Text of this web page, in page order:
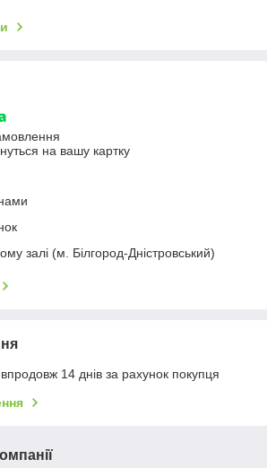
на вашу картку
залі (м. Білгород-Дністровський)
14 днів за рахунок покупця